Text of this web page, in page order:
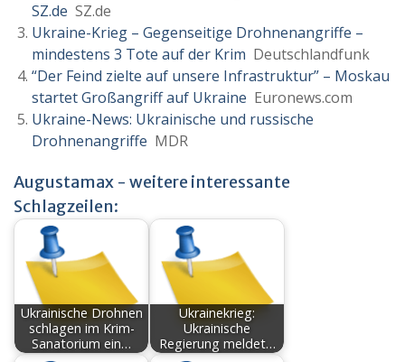
SZ.de SZ.de
Ukraine-Krieg – Gegenseitige Drohnenangriffe –
mindestens 3 Tote auf der Krim Deutschlandfunk
“Der Feind zielte auf unsere Infrastruktur” – Moskau
startet Großangriff auf Ukraine Euronews.com
Ukraine-News: Ukrainische und russische
Drohnenangriffe MDR
Augustamax - weitere interessante
Schlagzeilen:
Ukrainische Drohnen
schlagen im Krim-
Sanatorium ein…
Ukrainekrieg:
Ukrainische
Regierung meldet…